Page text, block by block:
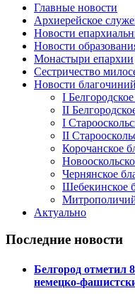
Главные новости
Архиерейское
Новости
Новости
Монастыри епархии
Сестричество
Новости благочиний
I
II
I
II
Корочанское
Чернянское
Шебекинское
Митрополичий
Актуально
Последние новости
Белгород отметил
немецко-